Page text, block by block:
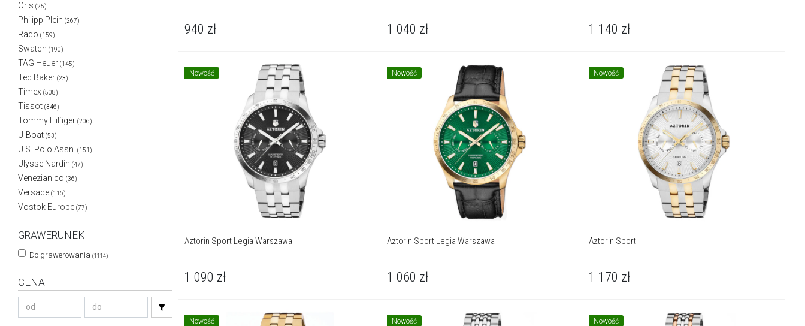
Oris (25)
Philipp Plein (267)
Rado (159)
Swatch (190)
TAG Heuer (145)
Ted Baker (23)
Timex (508)
Tissot (346)
Tommy Hilfiger (206)
U-Boat (53)
U.S. Polo Assn. (151)
Ulysse Nardin (47)
Venezianico (36)
Versace (116)
Vostok Europe (77)
GRAWERUNEK
Do grawerowania (1114)
CENA
940 zł 1 040 zł 1 140 zł
Nowość
Aztorin Sport Legia Warszawa
1 090 zł
Nowość
Aztorin Sport Legia Warszawa
1 060 zł
Nowość
Aztorin Sport
1 170 zł
Nowość Nowość Nowość